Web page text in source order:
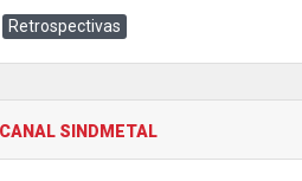
Retrospectivas
CANAL SINDMETAL